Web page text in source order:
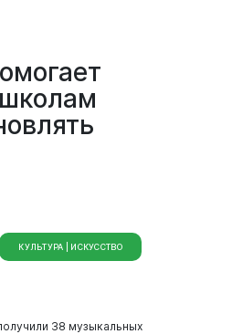
КУЛЬТУРА | ИСКУССТВО
38 музыкальных